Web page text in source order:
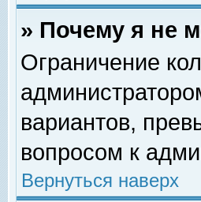
» Почему я не
Ограничение
вариантов,
вопросом к
Вернуться наверх